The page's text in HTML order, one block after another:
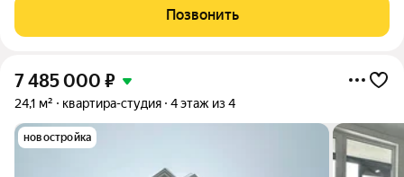
Дополнительные скидки при посещении офиса продаж на
объекте! Семейная ипотека от 3,5%,
Позвонить
7 485 000 ₽
24,1 м² квартира-студия 4 этаж из 4
новостройка